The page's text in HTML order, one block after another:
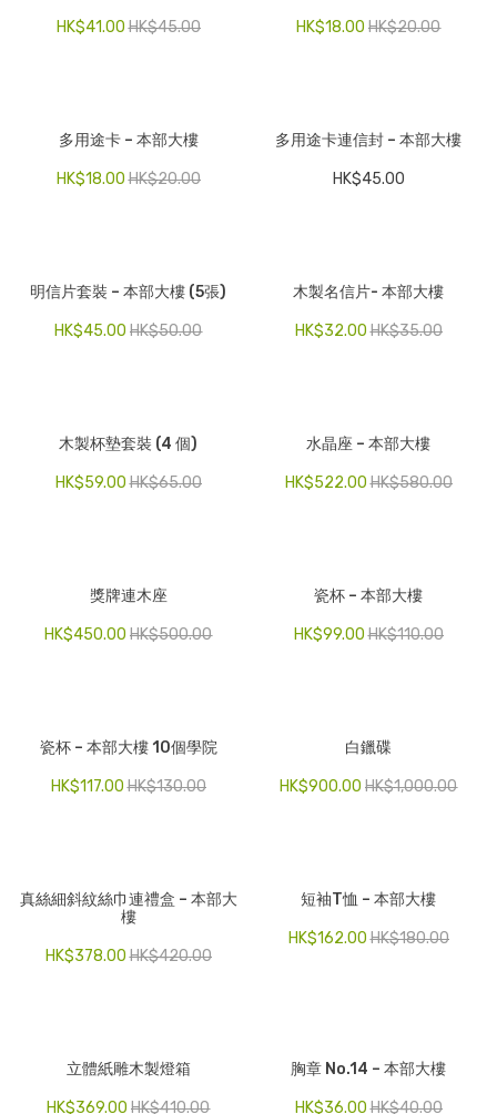
HK$45.00
HK$41.00 HK$20.00
HK$18.00
多用途卡 – 本部大樓
HK$20.00
HK$18.00
多用途卡連信封 – 本部大樓
HK$45.00
明信片套裝 – 本部大樓 (5張)
HK$50.00
HK$45.00
木製名信片- 本部大樓
HK$35.00
HK$32.00
木製杯墊套裝 (4 個)
HK$65.00
HK$59.00
水晶座 – 本部大樓
HK$580.00
HK$522.00
獎牌連木座
HK$500.00
HK$450.00
瓷杯 – 本部大樓
HK$110.00
HK$99.00
瓷杯 – 本部大樓 10個學院
HK$130.00
HK$117.00
白鑞碟
HK$1,000.00
HK$900.00
真絲細斜紋絲巾連禮盒 – 本部大
樓
HK$420.00
HK$378.00
短袖T恤 – 本部大樓
HK$180.00
HK$162.00
立體紙雕木製燈箱
HK$410.00
HK$369.00
胸章 No.14 – 本部大樓
HK$40.00
HK$36.00